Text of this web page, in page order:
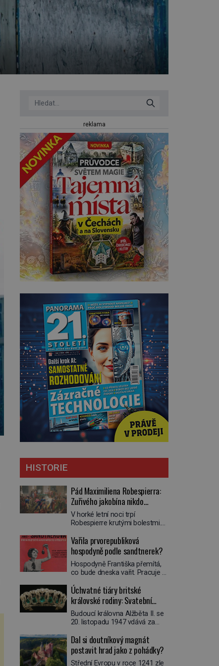
reklama
HISTORIE
Pád Maximiliena Robespierra:
Zuřivého jakobína nikdo
nelitoval?
V horké letní noci trpí
Robespierre krutými bolestmi.
víří kolotoč myšlenek. Když se
probere z mdlob, vzpomene si
na jednu z pařížských
jasnovidek, kterou před lety
navštívil. Prorokovala mu
vysmál. „Robespierre to
dotáhne hodně daleko,“
prohlásil o něm jiný významný
francouzský revolucionář,
Honoré de Mirabeau […]
Vařila prvorepubliková
hospodyně podle sandtnerek?
Hospodyně Františka přemítá,
co bude dneska vařit. Pracuje v
mlsný jazýček. Zalistuje proto
rychle v jedné ze „sandtnerek“.
„Zaplaťpánbůh, že už
nemusíme chodit s lístky,“
povzdechne si směrem ke
ruce. Ještě v prvních letech
nové republiky fungoval kvůli
nedostatku zboží přídělový
Úchvatné tiáry britské
královské rodiny: Svatební
klenot Alžbětě II. praskl
Budoucí královna Alžběta II. se
20. listopadu 1947 vdává za
Mountbattena. Aby měla na
obřad ve Westminsteru podle
tradice „něco vypůjčeného“, její
Dal si doutníkový magnát
postavit hrad jako z pohádky?
Střední Evropu v roce 1241 zle